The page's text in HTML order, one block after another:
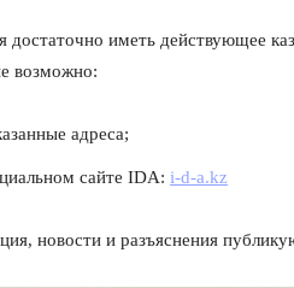
достаточно иметь действующее
возможно:
адреса;
сайте IDA: i-d-a.kz
новости и разъяснения